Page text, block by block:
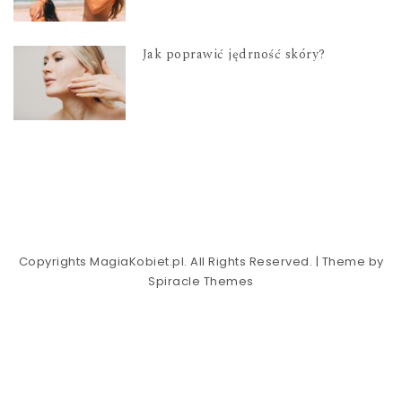
Jak poprawić jędrność skóry?
Copyrights MagiaKobiet.pl. All Rights Reserved. | Theme by
Spiracle Themes